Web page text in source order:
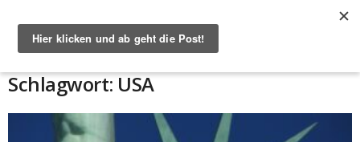
Schlagwort: USA